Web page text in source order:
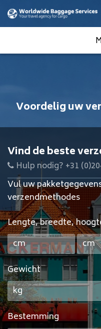
Voordelig uw
Vind de beste
Hulp nodig? +31
Vul uw
verzendmethodes
Lengte, breedte,
Gewicht
Bestemming